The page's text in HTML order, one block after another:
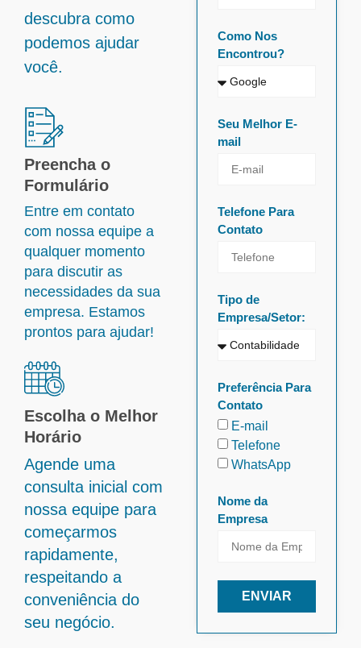
descubra como
podemos ajudar
você.
Preencha o
Formulário
Entre em contato
com nossa equipe a
qualquer momento
para discutir as
necessidades da sua
empresa. Estamos
prontos para ajudar!
Escolha o Melhor
Horário
Agende uma
consulta inicial com
nossa equipe para
começarmos
rapidamente,
respeitando a
conveniência do
seu negócio.
Como Nos
Encontrou?
Seu Melhor E-
mail
Telefone Para
Contato
Tipo de
Empresa/Setor:
Preferência Para
Contato
E-mail
Telefone
WhatsApp
Nome da
Empresa
ENVIAR